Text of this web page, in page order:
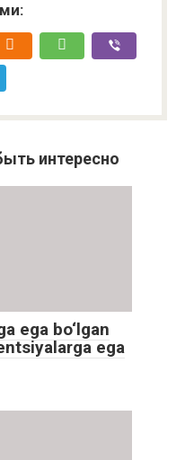
интересно
ega bo‘lgan
ega